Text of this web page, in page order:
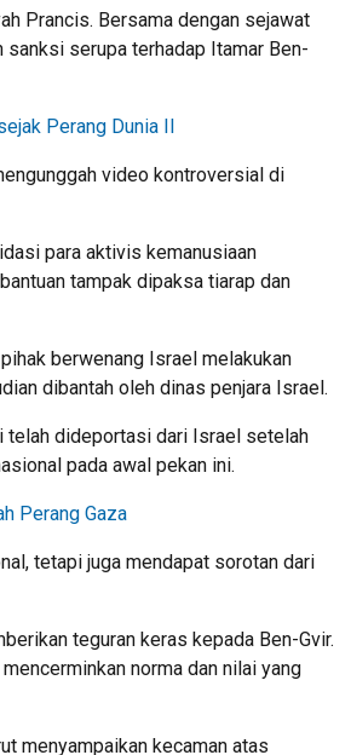
Prancis. Bersama dengan sejawat
sanksi serupa terhadap Itamar Ben-
Perang Dunia II
video kontroversial di
para aktivis kemanusiaan
tampak dipaksa tiarap dan
berwenang Israel melakukan
dibantah oleh dinas penjara Israel.
telah dideportasi dari Israel setelah
pada awal pekan ini.
Perang Gaza
tetapi juga mendapat sorotan dari
teguran keras kepada Ben-Gvir.
norma dan nilai yang
menyampaikan kecaman atas